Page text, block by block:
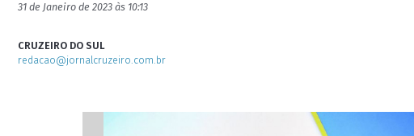
31 de Janeiro de 2023 às 10:13
CRUZEIRO DO SUL
redacao@jornalcruzeiro.com.br